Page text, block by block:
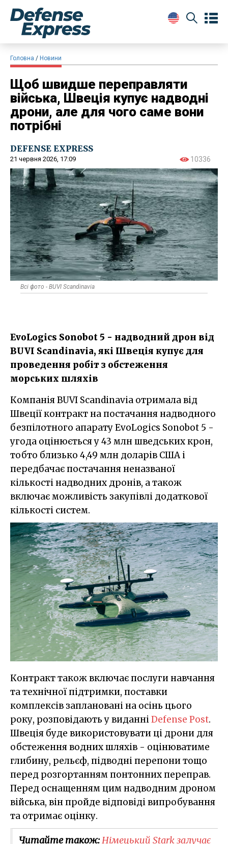
Головна Новини
Щоб швидше переправляти
війська, Швеція купує надводні
дрони, але для чого саме вони
потрібні
DEFENSE EXPRESS
21 червня 2026, 17:09 10336
Всі фото - BUVI Scandinavia
EvoLogics Sonobot 5 - надводний дрон від
BUVI Scandinavia, які Швеція купує для
проведення робіт з обстеження
морських шляхів
Компанія BUVI Scandinavia отримала від
Швеції контракт на постачання надводного
безпілотного апарату EvoLogics Sonobot 5 -
угода оцінюється у 43 млн шведських крон,
тобто близько 4,49 млн доларів США і
передбачає постачання неназваної
кількості надводних дронів, а також
включає можливість закупівлі додаткової
кількості систем.
Контракт також включає послуги навчання
та технічної підтримки, поставки
комплексів заплановані на осінь цього
року, розповідають у виданніDefense Post.
Швеція буде використовувати ці дрони для
обстеження водних шляхів - оцінюватиме
глибину, рельєф, підводні перепони тощо
перед розгортанням понтонних переправ.
Перед оснащенням цим надводним дроном
війська, він пройде відповіді випробування
та отримає оцінку.
Читайте також:Німецький Stark залучає